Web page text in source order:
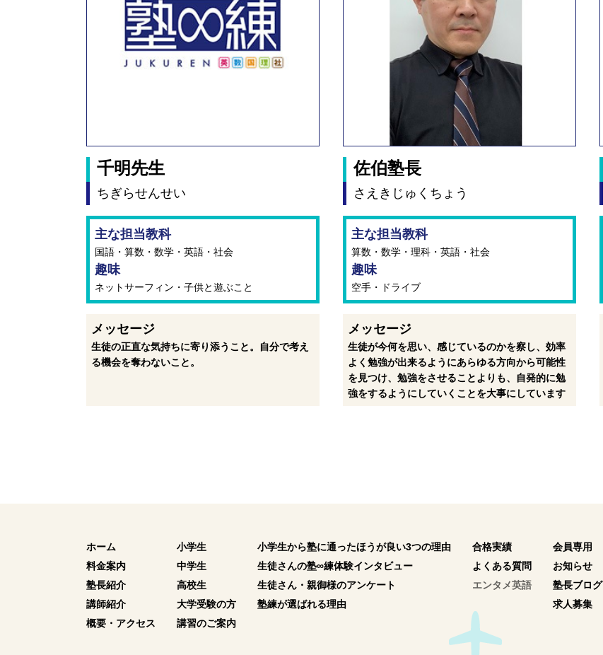
千明先生
ちぎらせんせい
主な担当教科
国語・算数・数学・英語・社会
趣味
ネットサーフィン・子供と遊ぶこと
メッセージ
生徒の正直な気持ちに寄り添うこと。自分で考え
る機会を奪わないこと。
佐伯塾長
さえきじゅくちょう
主な担当教科
算数・数学・理科・英語・社会
趣味
空手・ドライブ
メッセージ
生徒が今何を思い、感じているのかを察し、効率
よく勉強が出来るようにあらゆる方向から可能性
を見つけ、勉強をさせることよりも、自発的に勉
強をするようにしていくことを大事にしています
ホーム
料金案内
塾長紹介
講師紹介
概要・アクセス
小学生
中学生
高校生
大学受験の方
講習のご案内
小学生から塾に通ったほうが良い3つの理由
生徒さんの塾∞練体験インタビュー
生徒さん・親御様のアンケート
塾練が選ばれる理由
合格実績
よくある質問
エンタメ英語
会員専用
お知らせ
塾長ブログ
求人募集